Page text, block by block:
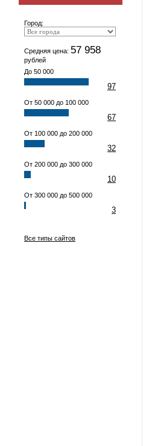
Город:
Средняя цена: 57 958
рублей
До 50 000
97
От 50 000 до 100 000
67
От 100 000 до 200 000
32
От 200 000 до 300 000
10
От 300 000 до 500 000
3
Все типы сайтов